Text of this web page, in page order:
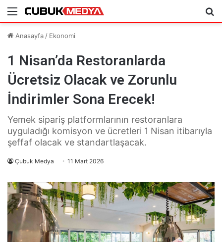
Menü
Anasayfa / Ekonomi
1 Nisan’da Restoranlarda
Ücretsiz Olacak ve Zorunlu
İndirimler Sona Erecek!
Yemek sipariş platformlarının restoranlara
uyguladığı komisyon ve ücretleri 1 Nisan itibarıyla
şeffaf olacak ve standartlaşacak.
Çubuk Medya 11 Mart 2026